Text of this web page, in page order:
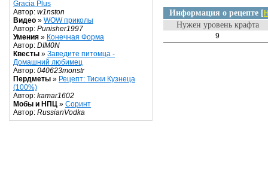
Gracia Plus
Автор: w1nston
Видео » WOW приколы
Автор: Punisher1997
Умения » Конечная Форма
Автор: DIM0N
Квесты » Заведите питомца -
Домашний любимец
Автор: 040623monstr
Пердметы » Рецепт: Тиски Кузнеца
(100%)
Автор: kamar1602
Мобы и НПЦ » Соринт
Автор: RussianVodka
Информация о рецепте [
Нужен уровень крафта
9